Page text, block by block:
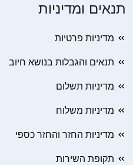
תנאים ומדיניות
מדיניות פרטיות
תנאים והגבלות בנושא חיוב
מדיניות תשלום
מדיניות משלוח
מדיניות החזר והחזר כספי
תקופת השירות